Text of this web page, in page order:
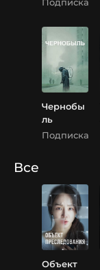
2
Чернобы
ль
Подписка
Все
Объект